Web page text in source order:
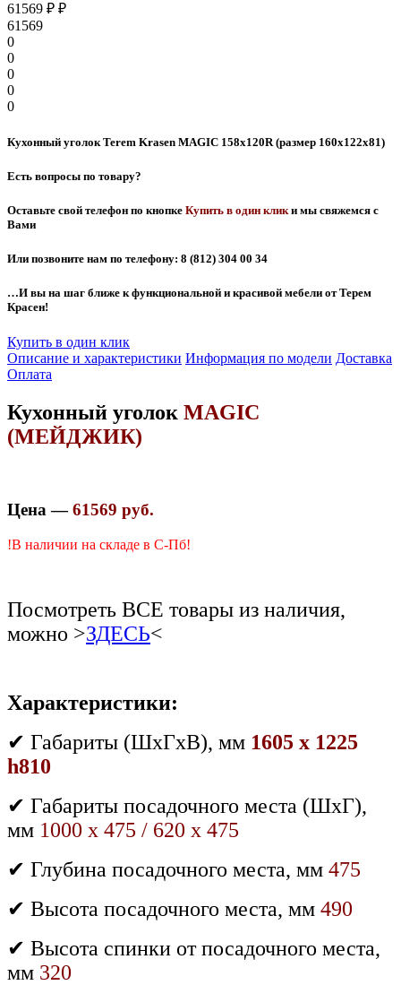
61569 ₽ ₽
61569
0
0
0
0
0
Кухонный уголок Terem Krasen MAGIC 158x120R (размер 160x122x81)
Есть вопросы по товару?
Оставьте свой телефон по кнопке Купить в один клик и мы свяжемся с
Вами
Или позвоните нам по телефону: 8 (812) 304 00 34
…И вы на шаг ближе к функциональной и красивой мебели от Терем
Красен!
Купить в один клик
Описание и характеристики Информация по модели Доставка
Оплата
Кухонный уголок MAGIC
(МЕЙДЖИК)
Цена —61569 руб.
!В наличии на складе в С-Пб!
Посмотреть ВСЕ товары из наличия,
можно >ЗДЕСЬ<
Характеристики:
✔ Габариты (ШхГхВ), мм 1605 x 1225
h810
✔ Габариты посадочного места (ШхГ),
мм 1000 x 475 / 620 x 475
✔ Глубина посадочного места, мм 475
✔ Высота посадочного места, мм 490
✔ Высота спинки от посадочного места,
мм 320